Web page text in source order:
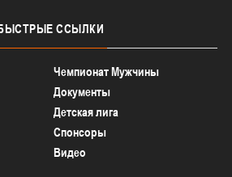
ССЫЛКИ
Чемпионат Мужчины
Документы
Детская лига
Спонсоры
Видео